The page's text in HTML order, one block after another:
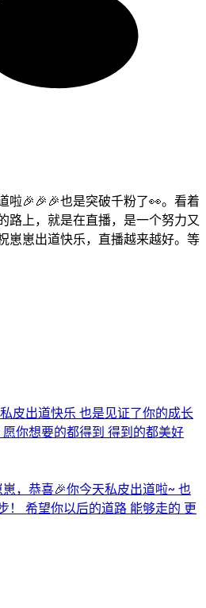
啦🎉🎉🎉也是突破千粉了👀。看着
路上，就是在直播，是一个努力又
崽崽出道快乐，直播越来越好。等
皮出道快乐 也是见证了你的成长
你想要的都得到 得到的都美好
，恭喜🎉你今天私皮出道啦~ 也
！ 希望你以后的道路 能够走的 更